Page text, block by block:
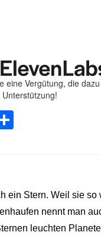
eine Vergütung, die dazu